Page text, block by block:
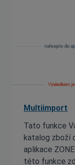
Multiimport
Tato funkce
katalog zboží
aplikace
této funkce